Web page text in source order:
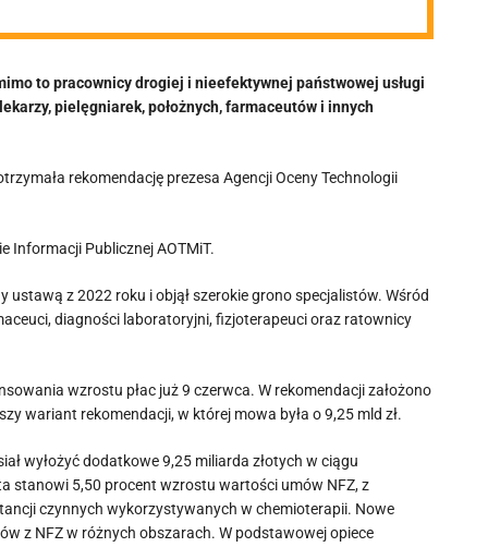
to pracownicy drogiej i nieefektywnej państwowej usługi
pielęgniarek, położnych, farmaceutów i innych
rekomendację prezesa Agencji Oceny Technologii
Informacji Publicznej AOTMiT.
z 2022 roku i objął szerokie grono specjalistów. Wśród
diagności laboratoryjni, fizjoterapeuci oraz ratownicy
wzrostu płac już 9 czerwca. W rekomendacji założono
wariant rekomendacji, w której mowa była o 9,25 mld zł.
wyłożyć dodatkowe 9,25 miliarda złotych w ciągu
stanowi 5,50 procent wzrostu wartości umów NFZ, z
czynnych wykorzystywanych w chemioterapii. Nowe
z NFZ w różnych obszarach. W podstawowej opiece